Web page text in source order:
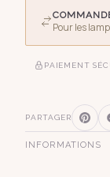
Pour les
PAIEMENT
PARTAGER
INFORMATIONS